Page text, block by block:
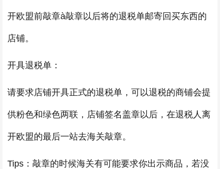
开欧盟前敲章à敲章以后将的退税单邮寄回买东西的
店铺。
开具退税单：
请要求店铺开具正式的退税单，可以退税的商铺会提
供粉色和绿色两联，店铺签名盖章以后，在退税人离
开欧盟的最后一站去海关敲章。
Tips：敲章的时候海关有可能要求你出示商品，若没